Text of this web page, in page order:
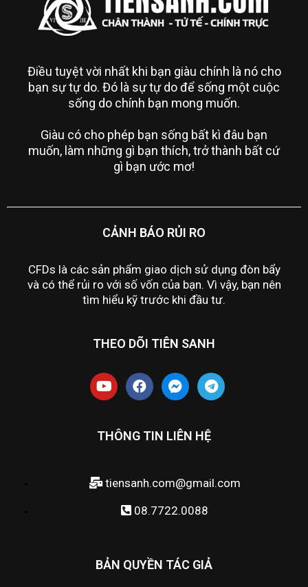
Điều tuyệt vời nhất khi bạn giàu chính là nó cho
bạn sự tự do. Đó là sự tự do để sống một cuộc
sống do chính bạn mong muốn.
Giàu có cho phép bạn sống bất kì đâu bạn
muốn, làm những gì bạn thích, trở thành bất cứ
gì bạn ước mơ!
CẢNH BÁO RỦI RO
CFDs là các sản phẩm giao dịch sử dụng đòn bẩy
và có thể rủi ro với số vốn của bạn. Vì vậy, bạn nên
tìm hiểu kỹ trước khi đầu tư.
THEO DÕI TIÊN SANH
THÔNG TIN LIÊN HỆ
tiensanh.com@gmail.com
08.7722.0088
BẢN QUYỀN TÁC GIẢ